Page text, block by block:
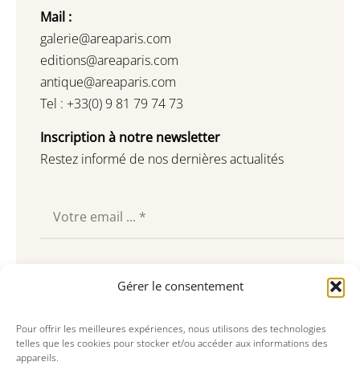
Gérer le consentement
Pour offrir les meilleures expériences, nous utilisons des technologies
telles que les cookies pour stocker et/ou accéder aux informations des
appareils.
Mail :
galerie@areaparis.com
editions@areaparis.com
antique@areaparis.com
Tel : +33(0) 9 81 79 74 73
Inscription à notre newsletter
Restez informé de nos dernières actualités
Souscrire